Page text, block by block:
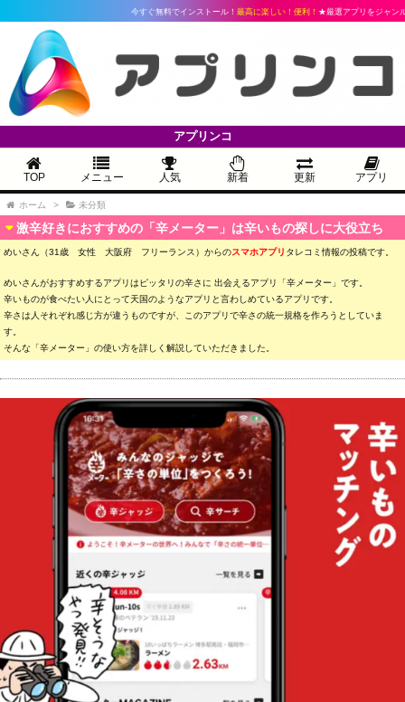
今すぐ無料でインストール！最高に楽しい！便利！★厳選アプリをジャンル別
アプリンコ
TOP メニュー 人気 新着 更新 アプリ
ホーム > 未分類
激辛好きにおすすめの「辛メーター」は辛いもの探しに大役立ち
めいさん（31歳 女性 大阪府 フリーランス）からのスマホアプリ タレコミ情報の投稿です。
めいさんがおすすめするアプリはピッタリの辛さに 出会えるアプリ「辛メーター」です。
辛いものが食べたい人にとって天国のようなアプリと言わしめているアプリです。
辛さは人それぞれ感じ方が違うものですが、このアプリで辛さの統一規格を作ろうとしていま
す。
そんな「辛メーター」の使い方を詳しく解説していただきました。